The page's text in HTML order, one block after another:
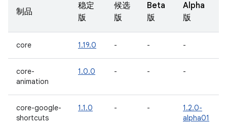
制品
稳定
版
候选
版
Beta
版
Alpha
版
core 1.19.0 - - -
core-
animation
1.0.0 - - -
core-google-
shortcuts
1.1.0 - -
1.2.0-
alpha01